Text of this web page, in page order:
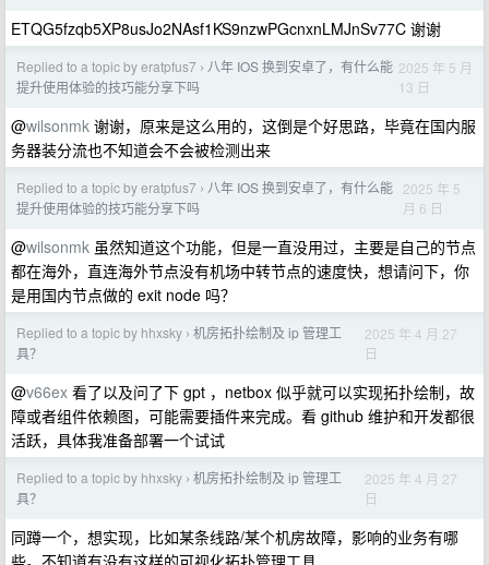
ETQG5fzqb5XP8usJo2NAsf1KS9nzwPGcnxnLMJnSv77C 谢谢
Replied to a topic by eratpfus7 › 八年 IOS 换到安卓了，有什么能
提升使用体验的技巧能分享下吗
2025 年 5 月
13 日
@wilsonmk 谢谢，原来是这么用的，这倒是个好思路，毕竟在国内服
务器装分流也不知道会不会被检测出来
Replied to a topic by eratpfus7 › 八年 IOS 换到安卓了，有什么能
提升使用体验的技巧能分享下吗
2025 年 5
月 6 日
@wilsonmk 虽然知道这个功能，但是一直没用过，主要是自己的节点
都在海外，直连海外节点没有机场中转节点的速度快，想请问下，你
是用国内节点做的 exit node 吗？
Replied to a topic by hhxsky › 机房拓扑绘制及 ip 管理工
具？
2025 年 4 月 27
日
@v66ex 看了以及问了下 gpt ，netbox 似乎就可以实现拓扑绘制，故
障或者组件依赖图，可能需要插件来完成。看 github 维护和开发都很
活跃，具体我准备部署一个试试
Replied to a topic by hhxsky › 机房拓扑绘制及 ip 管理工
具？
2025 年 4 月 27
日
同蹲一个，想实现，比如某条线路/某个机房故障，影响的业务有哪
些。不知道有没有这样的可视化拓扑管理工具